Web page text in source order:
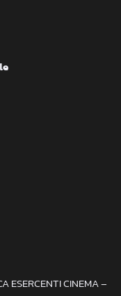
ESERCENTI CINEMA –